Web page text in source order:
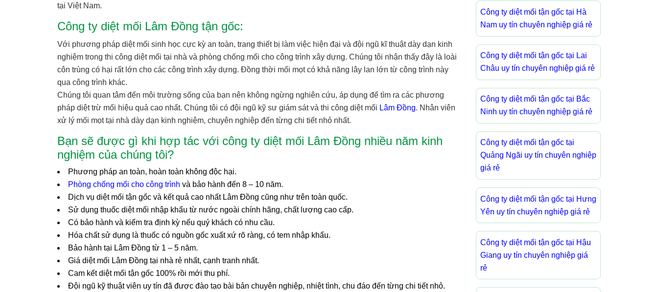
tại Việt Nam.
Công ty diệt mối Lâm Đồng tận gốc:
Với phương pháp diệt mối sinh học cực kỳ an toàn, trang thiết bị làm việc hiện đại và đội ngũ kĩ thuật dày dạn kinh
nghiệm trong thi công diệt mối tại nhà và phòng chống mối cho công trình xây dựng. Chúng tôi nhận thấy đây là loài
côn trùng có hại rất lớn cho các công trình xây dựng. Đồng thời mối mọt có khả năng lây lan lớn từ công trình này
qua công trình khác.
Chúng tôi quan tâm đến môi trường sống của bạn nên không ngừng nghiên cứu, áp dụng để tìm ra các phương
pháp diệt trừ mối hiệu quả cao nhất. Chúng tôi có đội ngũ kỹ sư giám sát và thi công diệt mối Lâm Đồng. Nhân viên
xử lý mối mọt tại nhà dày dạn kinh nghiệm, chuyên nghiệp đến từng chi tiết nhỏ nhất.
Bạn sẽ được gì khi hợp tác với công ty diệt mối Lâm Đồng nhiều năm kinh
nghiệm của chúng tôi?
Phương pháp an toàn, hoàn toàn không độc hại.
Phòng chống mối cho công trình và bảo hành đến 8 – 10 năm.
Dịch vụ diệt mối tận gốc và kết quả cao nhất Lâm Đồng cũng như trên toàn quốc.
Sử dụng thuốc diệt mối nhập khẩu từ nước ngoài chính hãng, chất lượng cao cấp.
Có bảo hành và kiểm tra định kỳ nếu quý khách có nhu cầu.
Hóa chất sử dụng là thuốc có nguồn gốc xuất xứ rõ ràng, có tem nhập khẩu.
Bảo hành tại Lâm Đồng từ 1 – 5 năm.
Giá diệt mối Lâm Đồng tại nhà rẻ nhất, cạnh tranh nhất.
Cam kết diệt mối tận gốc 100% rồi mới thu phí.
Đội ngũ kỹ thuật viên uy tín đã được đào tạo bài bản chuyên nghiệp, nhiệt tình, chu đáo đến từng chi tiết nhỏ.
Công ty diệt mối tận gốc tại Hà
Nam uy tín chuyên nghiệp giá rẻ
Công ty diệt mối tận gốc tại Lai
Châu uy tín chuyên nghiệp giá rẻ
Công ty diệt mối tận gốc tại Bắc
Ninh uy tín chuyên nghiệp giá rẻ
Công ty diệt mối tận gốc tại
Quảng Ngãi uy tín chuyên nghiệp
giá rẻ
Công ty diệt mối tận gốc tại Hưng
Yên uy tín chuyên nghiệp giá rẻ
Công ty diệt mối tận gốc tại Hậu
Giang uy tín chuyên nghiệp giá
rẻ